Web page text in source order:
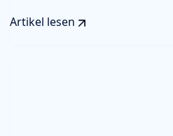
Artikel lesen